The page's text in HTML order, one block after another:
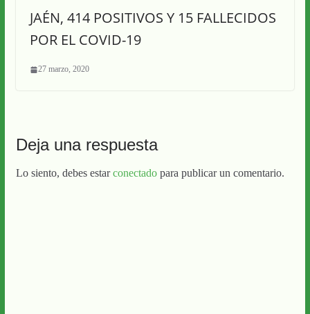
JAÉN, 414 POSITIVOS Y 15 FALLECIDOS
POR EL COVID-19
27 marzo, 2020
Deja una respuesta
Lo siento, debes estarconectadopara publicar un comentario.